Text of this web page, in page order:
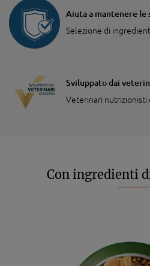
Aiuta a mantenere le
Selezione di
Sviluppato dai
Veterinari nutrizionisti
Con ingredienti